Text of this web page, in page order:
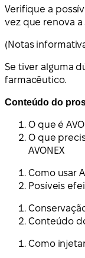
Verifique a
vez que renova a
(Notas
Se tiver alguma
farmacêutico.
Conteúdo do
O que é
O que
AVONEX
Como usar
Posíveis
Conteúdo
Como